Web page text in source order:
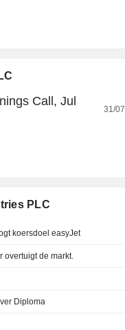
Call, Jul
31/07
PLC
koersdoel easyJet
de markt.
Diploma